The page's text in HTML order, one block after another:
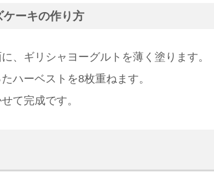
ーキの作り方
、ギリシャヨーグルトを薄く塗ります。
ハーベストを8枚重ねます。
て完成です。